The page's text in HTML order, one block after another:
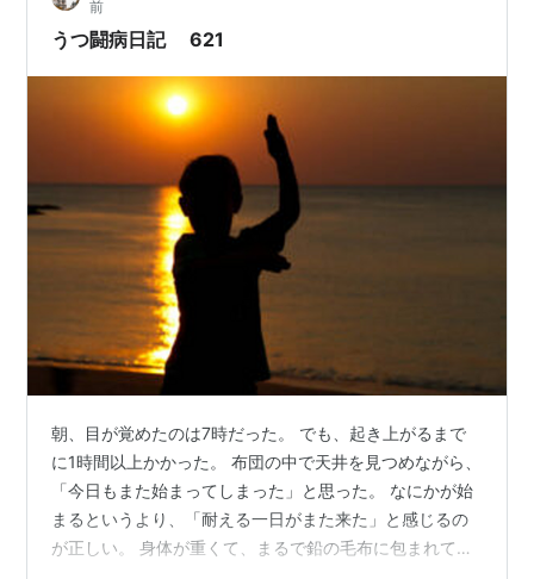
環境に適応しようとする中で、無理がか…
前
うつ闘病日記 621
朝、目が覚めたのは7時だった。 でも、起き上がるまで
に1時間以上かかった。 布団の中で天井を見つめながら、
「今日もまた始まってしまった」と思った。 なにかが始
まるというより、「耐える一日がまた来た」と感じるの
が正しい。 身体が重くて、まるで鉛の毛布に包まれてい